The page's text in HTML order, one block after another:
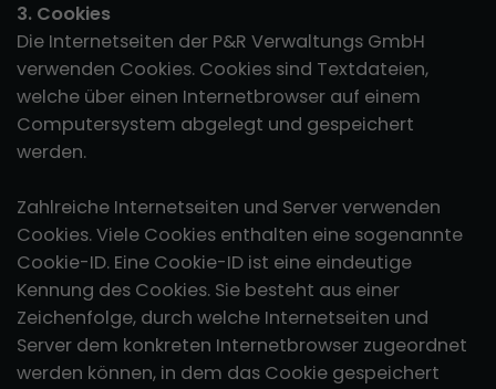
3. Cookies
Die Internetseiten der P&R Verwaltungs GmbH
verwenden Cookies. Cookies sind Textdateien,
welche über einen Internetbrowser auf einem
Computersystem abgelegt und gespeichert
werden.
Zahlreiche Internetseiten und Server verwenden
Cookies. Viele Cookies enthalten eine sogenannte
Cookie-ID. Eine Cookie-ID ist eine eindeutige
Kennung des Cookies. Sie besteht aus einer
Zeichenfolge, durch welche Internetseiten und
Server dem konkreten Internetbrowser zugeordnet
werden können, in dem das Cookie gespeichert